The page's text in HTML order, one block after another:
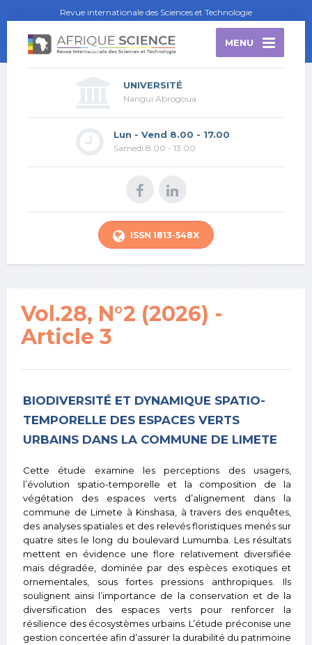
Revue internationale des Sciences et Technologie
MENU
UNIVERSITÉ
Nangui Abrogoua
Lun - Vend 8.00 - 17.00
Samedi 8.00 - 13.00
ISSN 1813-548X
Vol.28, N°2 (2026) -
Article 3
BIODIVERSITÉ ET DYNAMIQUE SPATIO-
TEMPORELLE DES ESPACES VERTS
URBAINS DANS LA COMMUNE DE LIMETE
Cette étude examine les perceptions des usagers,
l’évolution spatio-temporelle et la composition de la
végétation des espaces verts d’alignement dans la
commune de Limete à Kinshasa, à travers des enquêtes,
des analyses spatiales et des relevés floristiques menés sur
quatre sites le long du boulevard Lumumba. Les résultats
mettent en évidence une flore relativement diversifiée
mais dégradée, dominée par des espèces exotiques et
ornementales, sous fortes pressions anthropiques. Ils
soulignent ainsi l’importance de la conservation et de la
diversification des espaces verts pour renforcer la
résilience des écosystèmes urbains. L’étude préconise une
gestion concertée afin d’assurer la durabilité du patrimoine